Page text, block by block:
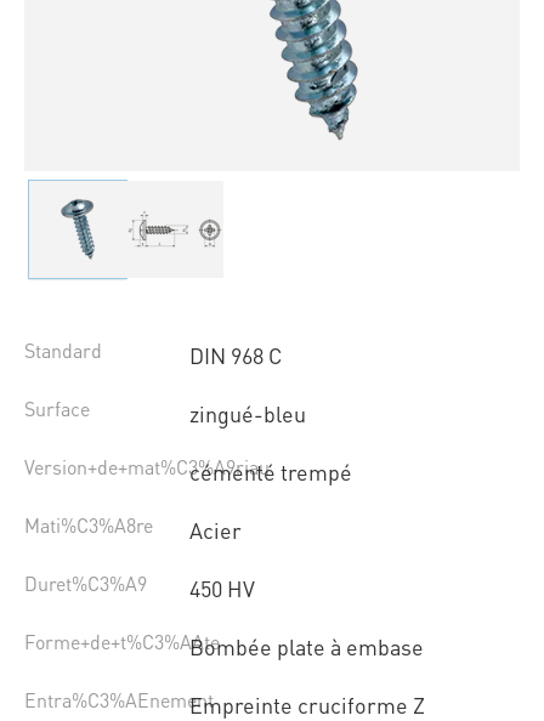
Standard DIN 968 C
Surface zingué-bleu
Version+de+mat%C3%A9riaucémenté trempé
Mati%C3%A8re Acier
Duret%C3%A9 450 HV
Forme+de+t%C3%AAteBombée plate à embase
Entra%C3%AEnementEmpreinte cruciforme Z